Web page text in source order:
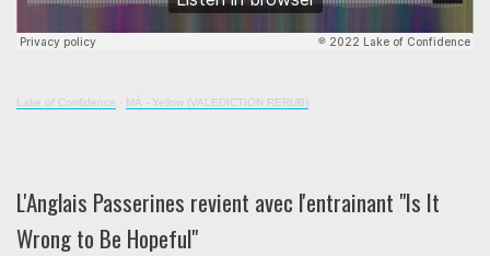
Lake of Confidence · MÀ - Yellow (VALEDICTION RERUB)
L'Anglais Passerines revient avec l'entrainant "Is It
Wrong to Be Hopeful"